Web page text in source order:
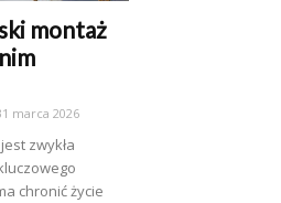
montaż
marca 2026
zwykła
chronić życie